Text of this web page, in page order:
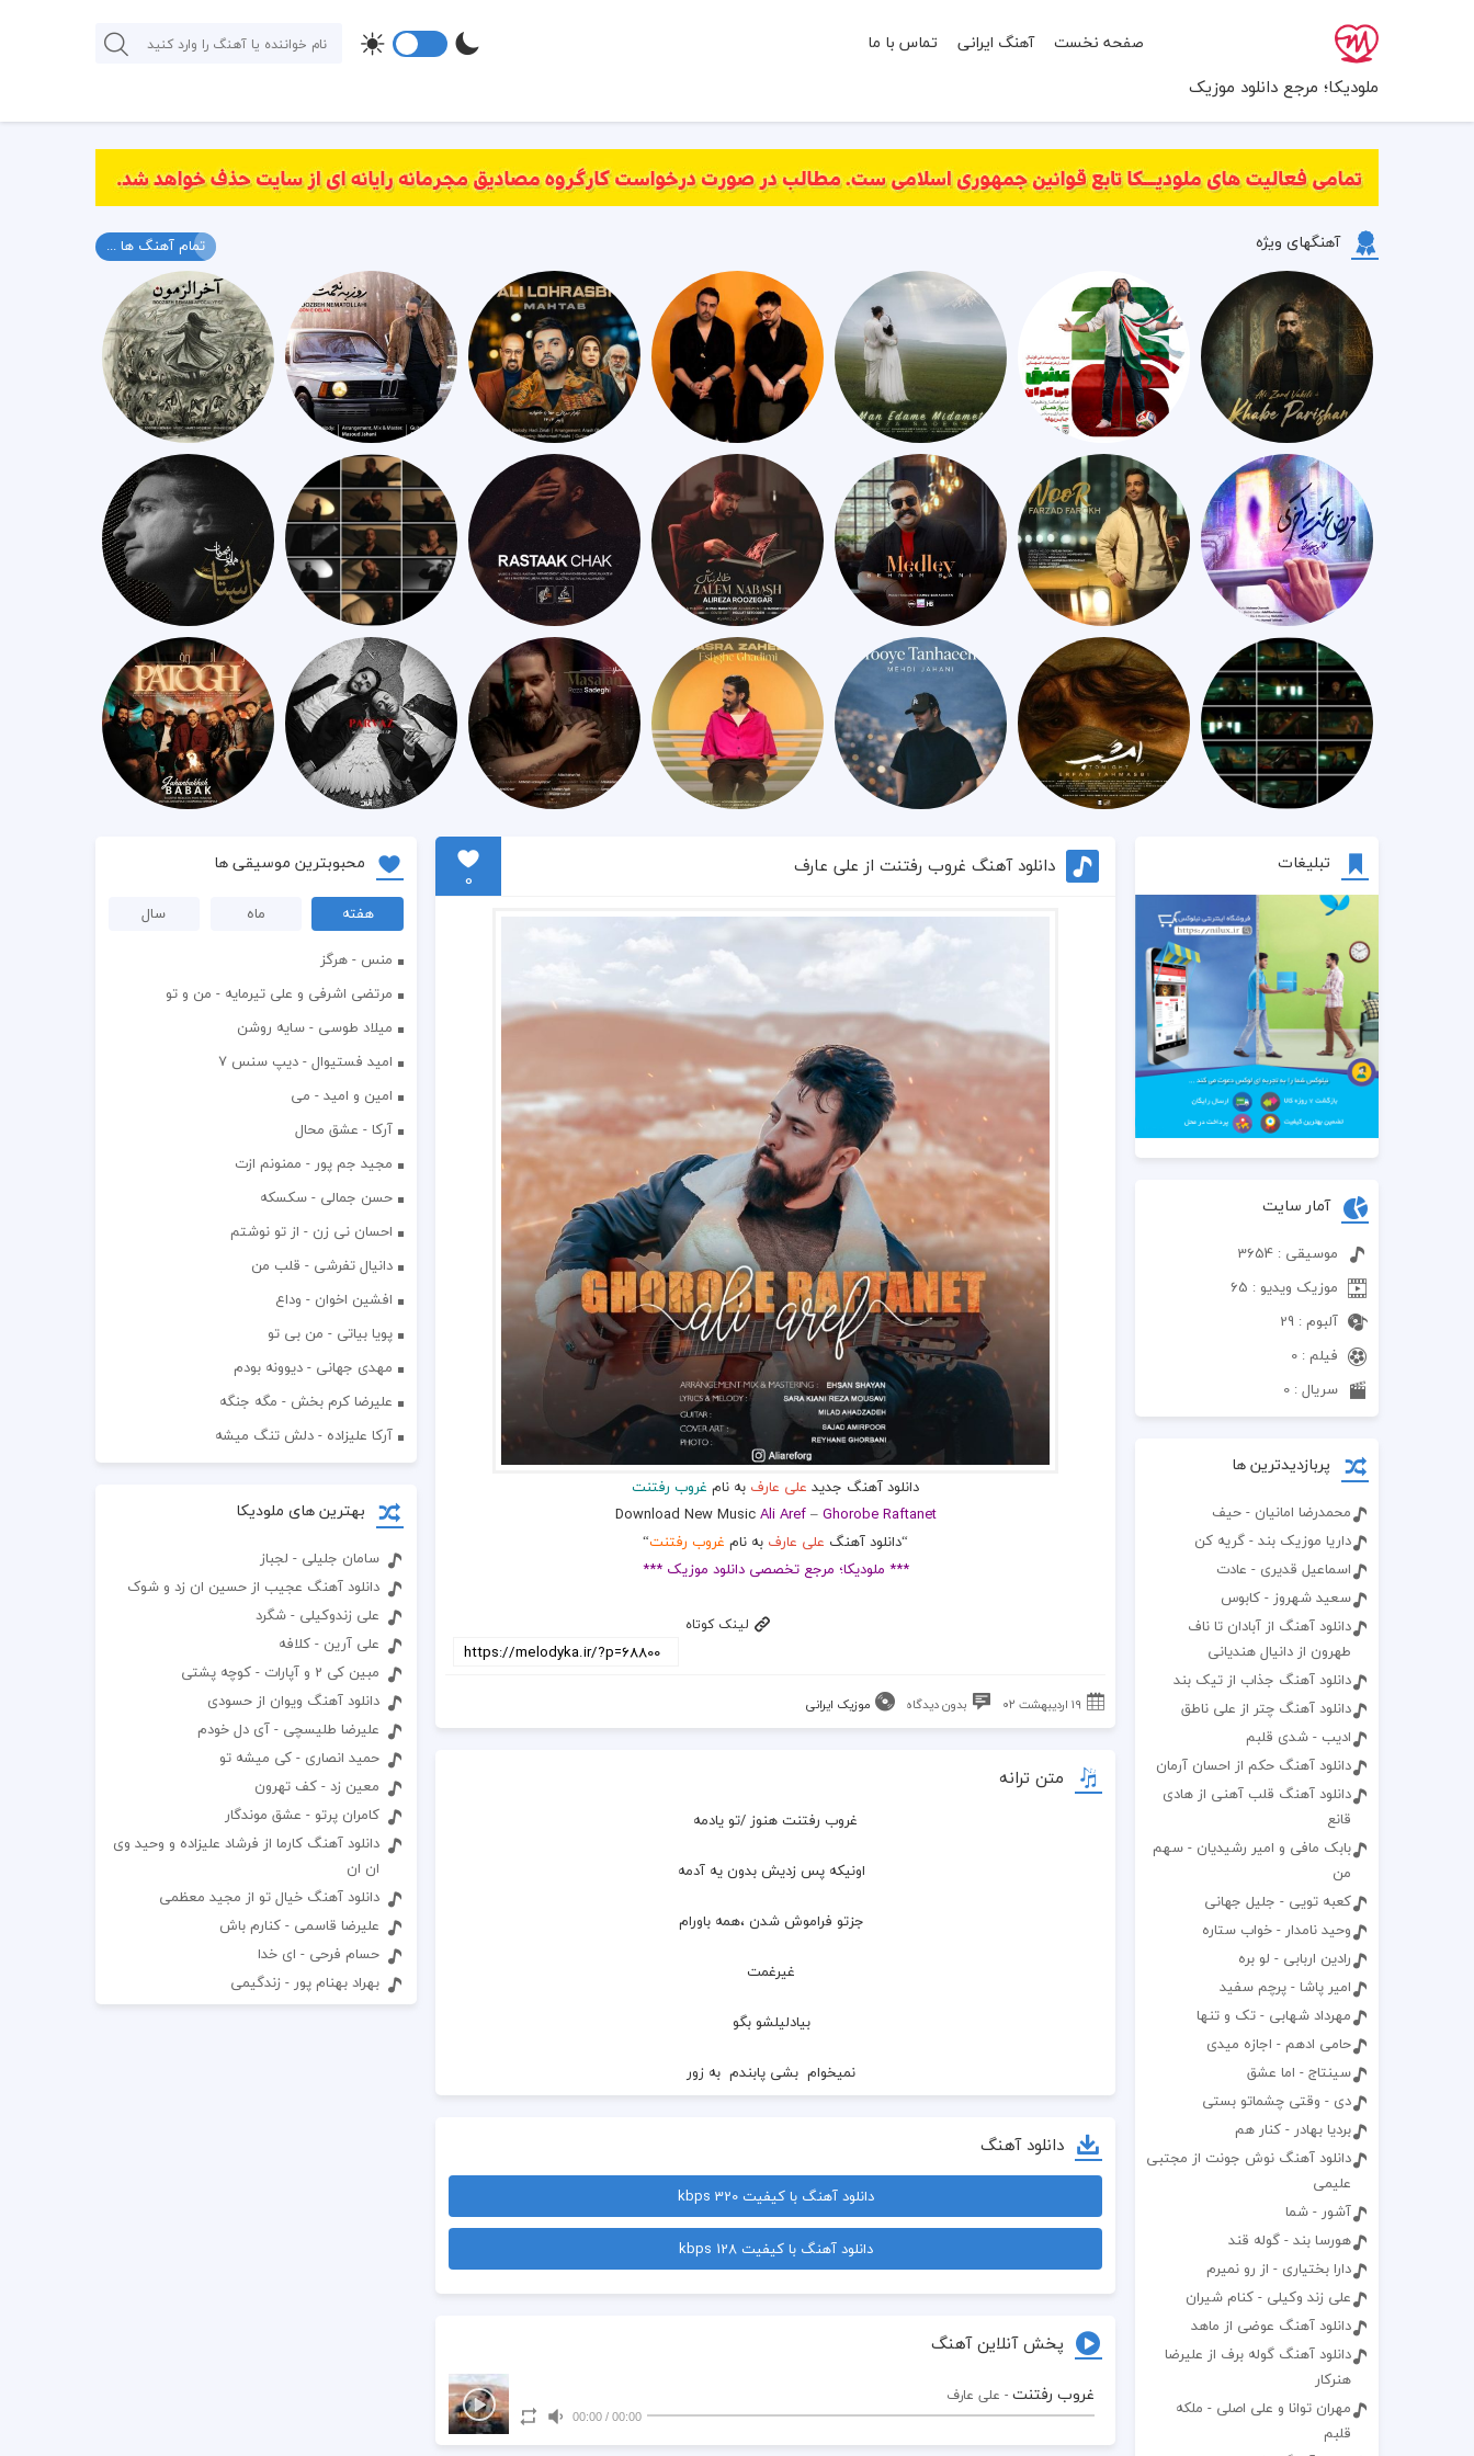
ملودیکا؛ مرجع دانلود موزیک
صفحه نخست آهنگ ایرانی تماس با ما
آهنگهای ویژه تمام آهنگ ها ...
تبلیغات
آمار سایت
موسیقی : 3654
موزیک ویدیو : 65
آلبوم : 29
فیلم : 0
سریال : 0
پربازدیدترین ها
محمدرضا امانیان - حیف
داریا موزیک بند - گریه کن
اسماعیل قدیری - عادت
سعید شهروز - کابوس
دانلود آهنگ از آبادان تا ناف
طهرون از دانیال هندیانی
دانلود آهنگ جذاب از تیک بند
دانلود آهنگ چتر از علی ناطق
ادیب - شدی قلبم
دانلود آهنگ حکم از احسان آرمان
دانلود آهنگ قلب آهنی از هادی
قانع
بابک مافی و امیر رشیدیان - سهم
من
کعبه تویی - جلیل جهانی
وحید نامدار - خواب ستاره
رادین اربابی - لو بره
امیر پاشا - پرچم سفید
مهرداد شهابی - تک و تنها
حامی ادهم - اجازه میدی
سینتاج - اما عشق
دی - وقتی چشماتو بستی
بردیا بهادر - کنار هم
دانلود آهنگ نوش جونت از مجتبی
علیمی
آشور - شما
هورسا بند - گوله قند
دارا بختیاری - از رو نمیرم
علی زند وکیلی - کنام شیران
دانلود آهنگ عوضی از ماهد
دانلود آهنگ گوله برف از علیرضا
هنرکار
مهران توانا و علی اصلی - ملکه
قلبم
دانلود آهنگ غروب رفتنت از علی عارف
0
دانلود آهنگ جدید علی عارف به نام غروب رفتنت
Download New MusicAli Aref–Ghorobe Raftanet
“دانلود آهنگ علی عارف به نام غروب رفتنت“
*** ملودیکا؛ مرجع تخصصی دانلود موزیک ***
لینک کوتاه
۱۹ اردیبهشت ۰۲ بدون دیدگاه موزیک ایرانی
متن ترانه
غروب رفتنت هنوز /تو یادمه
  اونیکه پس زدیش بدون یه آدمه
  جزتو فراموش شدن ،همه باورام
  غیرغمت
  بیادلیلشو بگو
  نمیخوام  بشی پابندم  به زور
  بشه چشم حسودا کور
  بیا دلیلشو بگو
  قدراین فرصتو بدون
دانلود آهنگ
دانلود آهنگ با کیفیت 320 kbps
دانلود آهنگ با کیفیت 128 kbps
پخش آنلاین آهنگ
غروب رفتنت - علی عارف
00:00
/
00:00
محبوبترین موسیقی ها
هفته ماه
سال
منس - هرگز
مرتضی اشرفی و علی تیرمایه - من و تو
میلاد طوسی - سایه روشن
اميد فستيوال - ديپ سنس ۷
امین و امید - می
آرکا - عشق محال
مجید جم پور - ممنونم ازت
حسن جمالی - سکسکه
احسان نی زن - از تو نوشتم
دانیال تفرشی - قلب من
افشين اخوان - وداع
پویا بیاتی - من بی تو
مهدی جهانی - دیوونه بودم
علیرضا کرم بخش - مگه جنگه
آرکا علیزاده - دلش تنگ میشه
بهترین های ملودیکا
سامان جلیلی - لجباز
دانلود آهنگ عجیب از حسین ان زد و شوک
علی زندوکیلی - شگرد
علی آرین - کلافه
مبین کی 2 و آپارات - کوچه پشتی
دانلود آهنگ ویوان از حسودی
علیرضا طلیسچی - آی دل خودم
حمید انصاری - کی میشه تو
معین زد - کف تهرون
کامران پرتو - عشق موندگار
دانلود آهنگ کارما از فرشاد علیزاده و وحید وی
ان ان
دانلود آهنگ خیال تو از مجید معظمی
علیرضا قاسمی - کنارم باش
حسام فرحی - ای خدا
بهراد بهنام پور - زندگیمی